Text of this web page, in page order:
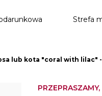
Strefa
lub kota "coral with lilac" -